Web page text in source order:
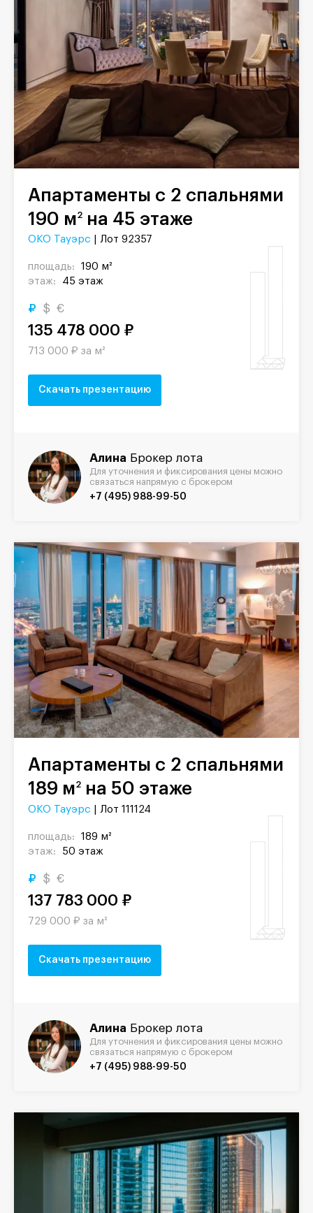
Апартаменты с 2 спальнями
190 м2 на 45 этаже
ОКО Тауэрс | Лот 92357
площадь:
190 м²
этаж:
45 этаж
₽ $ €
135 478 000 ₽
713 000 ₽ за м²
Скачать презентацию
Алина Брокер лота
Для уточнения и фиксирования цены можно
связаться напрямую с брокером
+7 (495) 988-99-50
Апартаменты с 2 спальнями
189 м2 на 50 этаже
ОКО Тауэрс | Лот 111124
площадь:
189 м²
этаж:
50 этаж
₽ $ €
137 783 000 ₽
729 000 ₽ за м²
Скачать презентацию
Алина Брокер лота
Для уточнения и фиксирования цены можно
связаться напрямую с брокером
+7 (495) 988-99-50